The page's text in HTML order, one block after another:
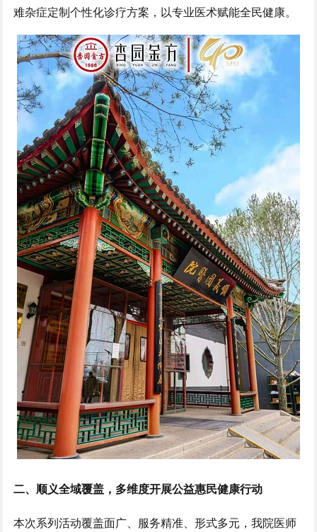
难杂症定制个性化诊疗方案，以专业医术赋能全民健康。
二、顺义全域覆盖，多维度开展公益惠民健康行动
本次系列活动覆盖面广、服务精准、形式多元，我院医师